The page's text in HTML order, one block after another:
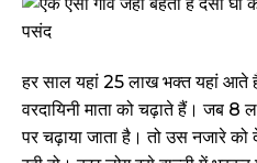
हर साल यहां 25 लाख भक्त यहां आते
वरदायिनी माता को चढ़ाते हैं। जब 8
पर चढ़ाया जाता है। तो उस नजारे